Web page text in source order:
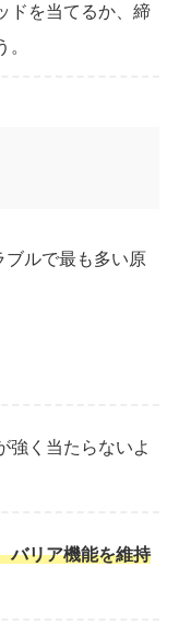
ドを当てるか、締
ブルで最も多い原
強く当たらないよ
バリア機能を維持